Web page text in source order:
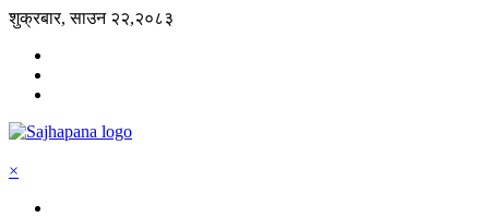
शुक्रबार, साउन २२,२०८३
×